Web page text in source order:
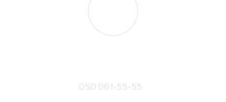
050 061-55-55